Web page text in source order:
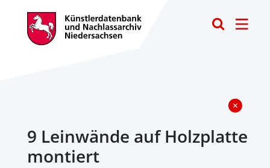
9 Leinwände auf Holzplatte
montiert